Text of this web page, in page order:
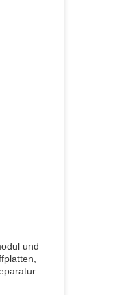
und